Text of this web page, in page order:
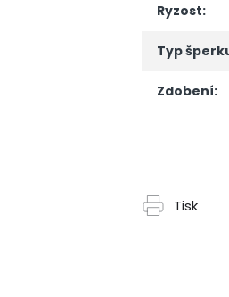
Ryzost:
Typ
Zdobení:
Tisk